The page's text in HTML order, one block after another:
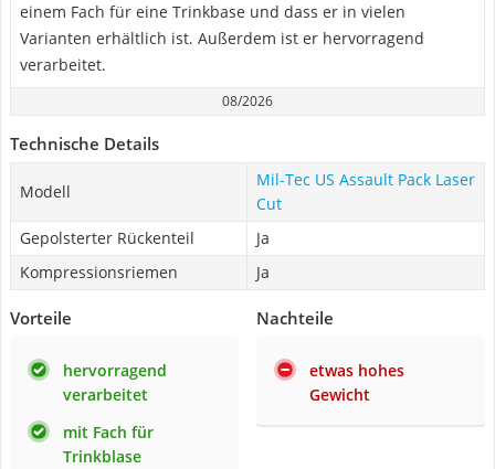
einem Fach für eine Trinkbase und dass er in vielen
Varianten erhältlich ist. Außerdem ist er hervorragend
verarbeitet.
08/2026
Technische Details
Modell
Mil-Tec US Assault Pack Laser
Cut
Gepolsterter Rückenteil
Ja
Kompressionsriemen
Ja
Vorteile
hervorragend
verarbeitet
mit Fach für
Trinkblase
Nachteile
etwas hohes
Gewicht